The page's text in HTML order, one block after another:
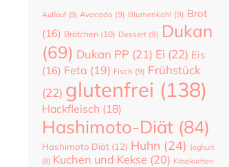
Auflauf (8) Avocado (9) Blumenkohl (9) Brot
(16) Brötchen (10) Dessert (9) Dukan
(69) Dukan PP (21) Ei (22) Eis
(16) Feta (19) Fisch (9) Frühstück
(22) glutenfrei (138)
Hackfleisch (18)
Hashimoto-Diät (84)
Hashimoto Diät (12) Huhn (24) Joghurt
(8) Kuchen und Kekse (20) Käsekuchen